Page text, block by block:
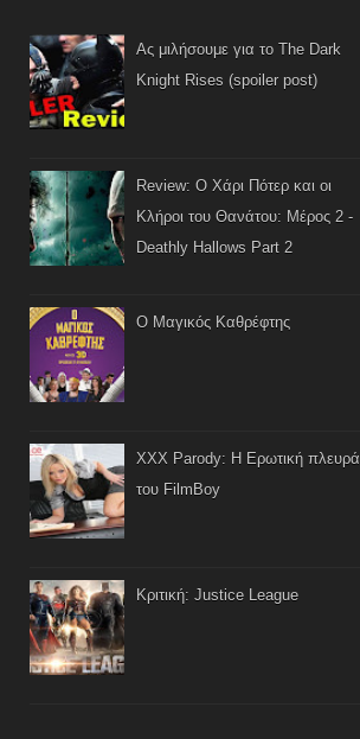
Ας μιλήσουμε για το The Dark
Knight Rises (spoiler post)
Review: Ο Χάρι Πότερ και οι
Κλήροι του Θανάτου: Μέρος 2 -
Deathly Hallows Part 2
Ο Μαγικός Καθρέφτης
XXX Parody: Η Ερωτική πλευρά
του FilmBoy
Κριτική: Justice League